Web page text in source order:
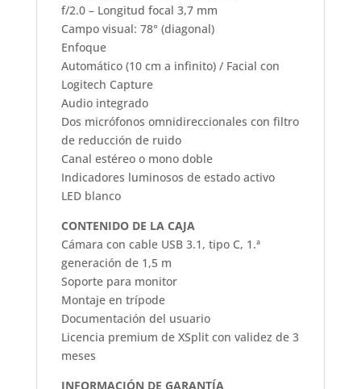
f/2.0 – Longitud focal 3,7 mm
Campo visual: 78° (diagonal)
Enfoque
Automático (10 cm a infinito) / Facial con
Logitech Capture
Audio integrado
Dos micrófonos omnidireccionales con filtro
de reducción de ruido
Canal estéreo o mono doble
Indicadores luminosos de estado activo
LED blanco
CONTENIDO DE LA CAJA
Cámara con cable USB 3.1, tipo C, 1.ª
generación de 1,5 m
Soporte para monitor
Montaje en trípode
Documentación del usuario
Licencia premium de XSplit con validez de 3
meses
INFORMACIÓN DE GARANTÍA